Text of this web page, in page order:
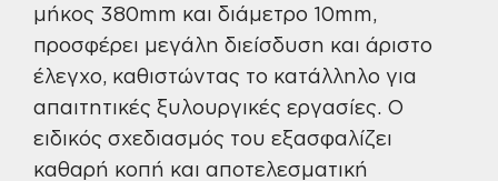
μήκος 380mm και διάμετρο 10mm,
προσφέρει μεγάλη διείσδυση και άριστο
έλεγχο, καθιστώντας το κατάλληλο για
απαιτητικές ξυλουργικές εργασίες. Ο
ειδικός σχεδιασμός του εξασφαλίζει
καθαρή κοπή και αποτελεσματική